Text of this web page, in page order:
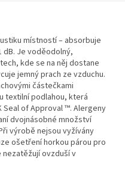
místností – absorbuje
dB. Je voděodolný,
kde se na něj dostane
jemný prach ze vzduchu.
částečkami
textilní podlahou, která
Seal of Approval ™. Alergeny
dvojnásobné množství
výrobě nejsou vyžívány
ošetření horkou párou pro
nezatěžují ovzduší v